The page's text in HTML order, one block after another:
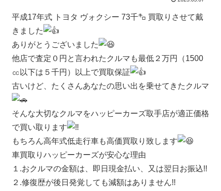
平成17年式 トヨタ ヴォクシー 73千㌔ 買取りさせて戴
きました
ありがとうございました
他店で査定０円と言われたクルマも最低２万円（1500
㏄以下は５千円）以上で買取保証
古いけど、たくさんあなたの思い出を乗せてきたクルマ
そんな大切なクルマをハッピーカーズ取手店が適正価格
で買い取ります
もちろん高年式低走行車も高価買取り致します
車買取りハッピーカーズが安心な理由
１.おクルマの金額は、即日現金払い、又は翌日お振込!!
２.修復歴が後日発覚しても減額はありません!!